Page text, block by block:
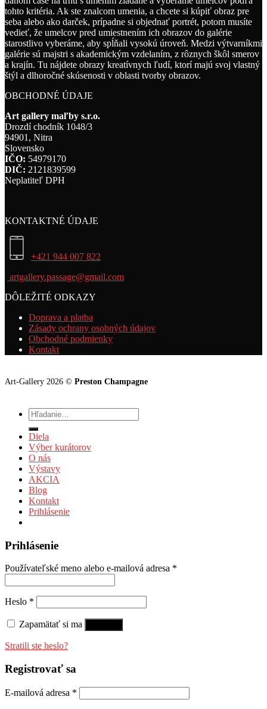
tohto kritéria. Ak ste znalcom umenia, a chcete si kúpiť obraz pre
seba alebo ako darček, prípadne si objednať portrét, potom musíte
vedieť, že umelcov pred umiestnením ich obrazov do galérie
starostlivo vyberáme, aby spĺňali vysokú úroveň. Medzi výtvarníkmi
galérie sú majstri s akademickým vzdelaním, z rôznych škôl smerov
a krajín. Tu nájdete obrazy kreatívnych ľudí, ktorí majú svoj vlastný
štýl a dlhoročné skúsenosti v oblasti tvorby obrazov.
OBCHODNÉ ÚDAJE
Art gallery maľby s.r.o.
Drozdí chodník 1048/3
94901, Nitra
Slovensko
IČO: 54979170
DIČ: 2121839599
Neplatiteľ DPH
KONTAKTNÉ ÚDAJE
+421 944 007 822
artgallery.passage@gmail.com
DÔLEŽITÉ ODKAZY
Doprava a platba
Zásady ochrany osobných údajov
Obchodné podmienky
Kontakt
Art-Gallery 2026 © Preston Champagne
Hľadať:
Diela
Výber kurátorov
O nás
Výstavy
AKCIA
Blog
Kontakt
Prihlásenie
Prihlásenie
Používateľské meno alebo e-mailová adresa *
Heslo *
Zapamätať si ma
Stratili ste heslo?
Registrovať sa
E-mailová adresa *